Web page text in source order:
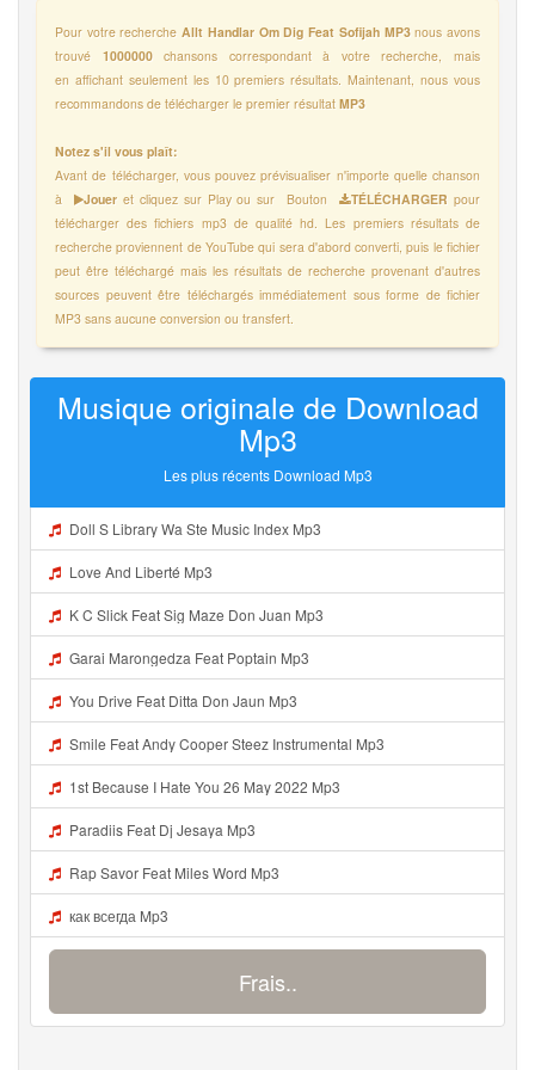
Pour votre rechercheAllt Handlar Om Dig Feat Sofijah MP3nous avons
trouvé 1000000chansons correspondant à votre recherche, mais
en affichant seulement les 10 premiers résultats. Maintenant, nous vous
recommandons de télécharger le premier résultat MP3
Notez s'il vous plaît:
Avant de télécharger, vous pouvez prévisualiser n'importe quelle chanson
à
Jouer et cliquez sur Play ou sur Bouton TÉLÉCHARGERpour
télécharger des fichiers mp3 de qualité hd. Les premiers résultats de
recherche proviennent de YouTube qui sera d'abord converti, puis le fichier
peut être téléchargé mais les résultats de recherche provenant d'autres
sources peuvent être téléchargés immédiatement sous forme de fichier
MP3 sans aucune conversion ou transfert.
Musique originale de Download
Mp3
Les plus récents Download Mp3
Doll S Library Wa Ste Music Index Mp3
Love And Liberté Mp3
K C Slick Feat Sig Maze Don Juan Mp3
Garai Marongedza Feat Poptain Mp3
You Drive Feat Ditta Don Jaun Mp3
Smile Feat Andy Cooper Steez Instrumental Mp3
1st Because I Hate You 26 May 2022 Mp3
Paradiis Feat Dj Jesaya Mp3
Rap Savor Feat Miles Word Mp3
как всегда Mp3
Frais..